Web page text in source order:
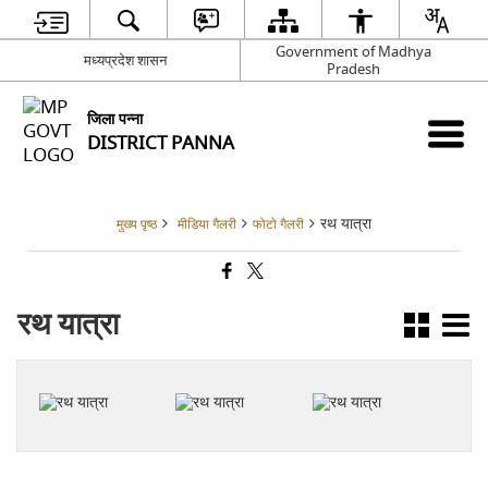
मध्यप्रदेश शासन
Government of Madhya
Pradesh
जिला पन्ना
DISTRICT PANNA
मुख्य पृष्ठ मीडिया गैलरी फोटो गैलरी रथ यात्रा
रथ यात्रा